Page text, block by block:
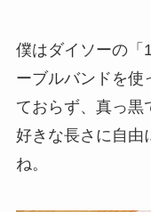
僕はダイソーの「
ーブルバンドを使
ておらず、真っ黒
好きな長さに自由
ね。